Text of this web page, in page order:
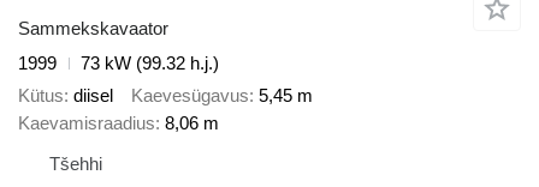
Sammekskavaator
1999
73 kW (99.32 h.j.)
Kütus diisel Kaevesügavus 5,45 m
Kaevamisraadius 8,06 m
Tšehhi